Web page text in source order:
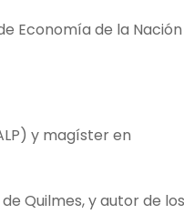
Economía de la Nación
y magíster en
Quilmes, y autor de los